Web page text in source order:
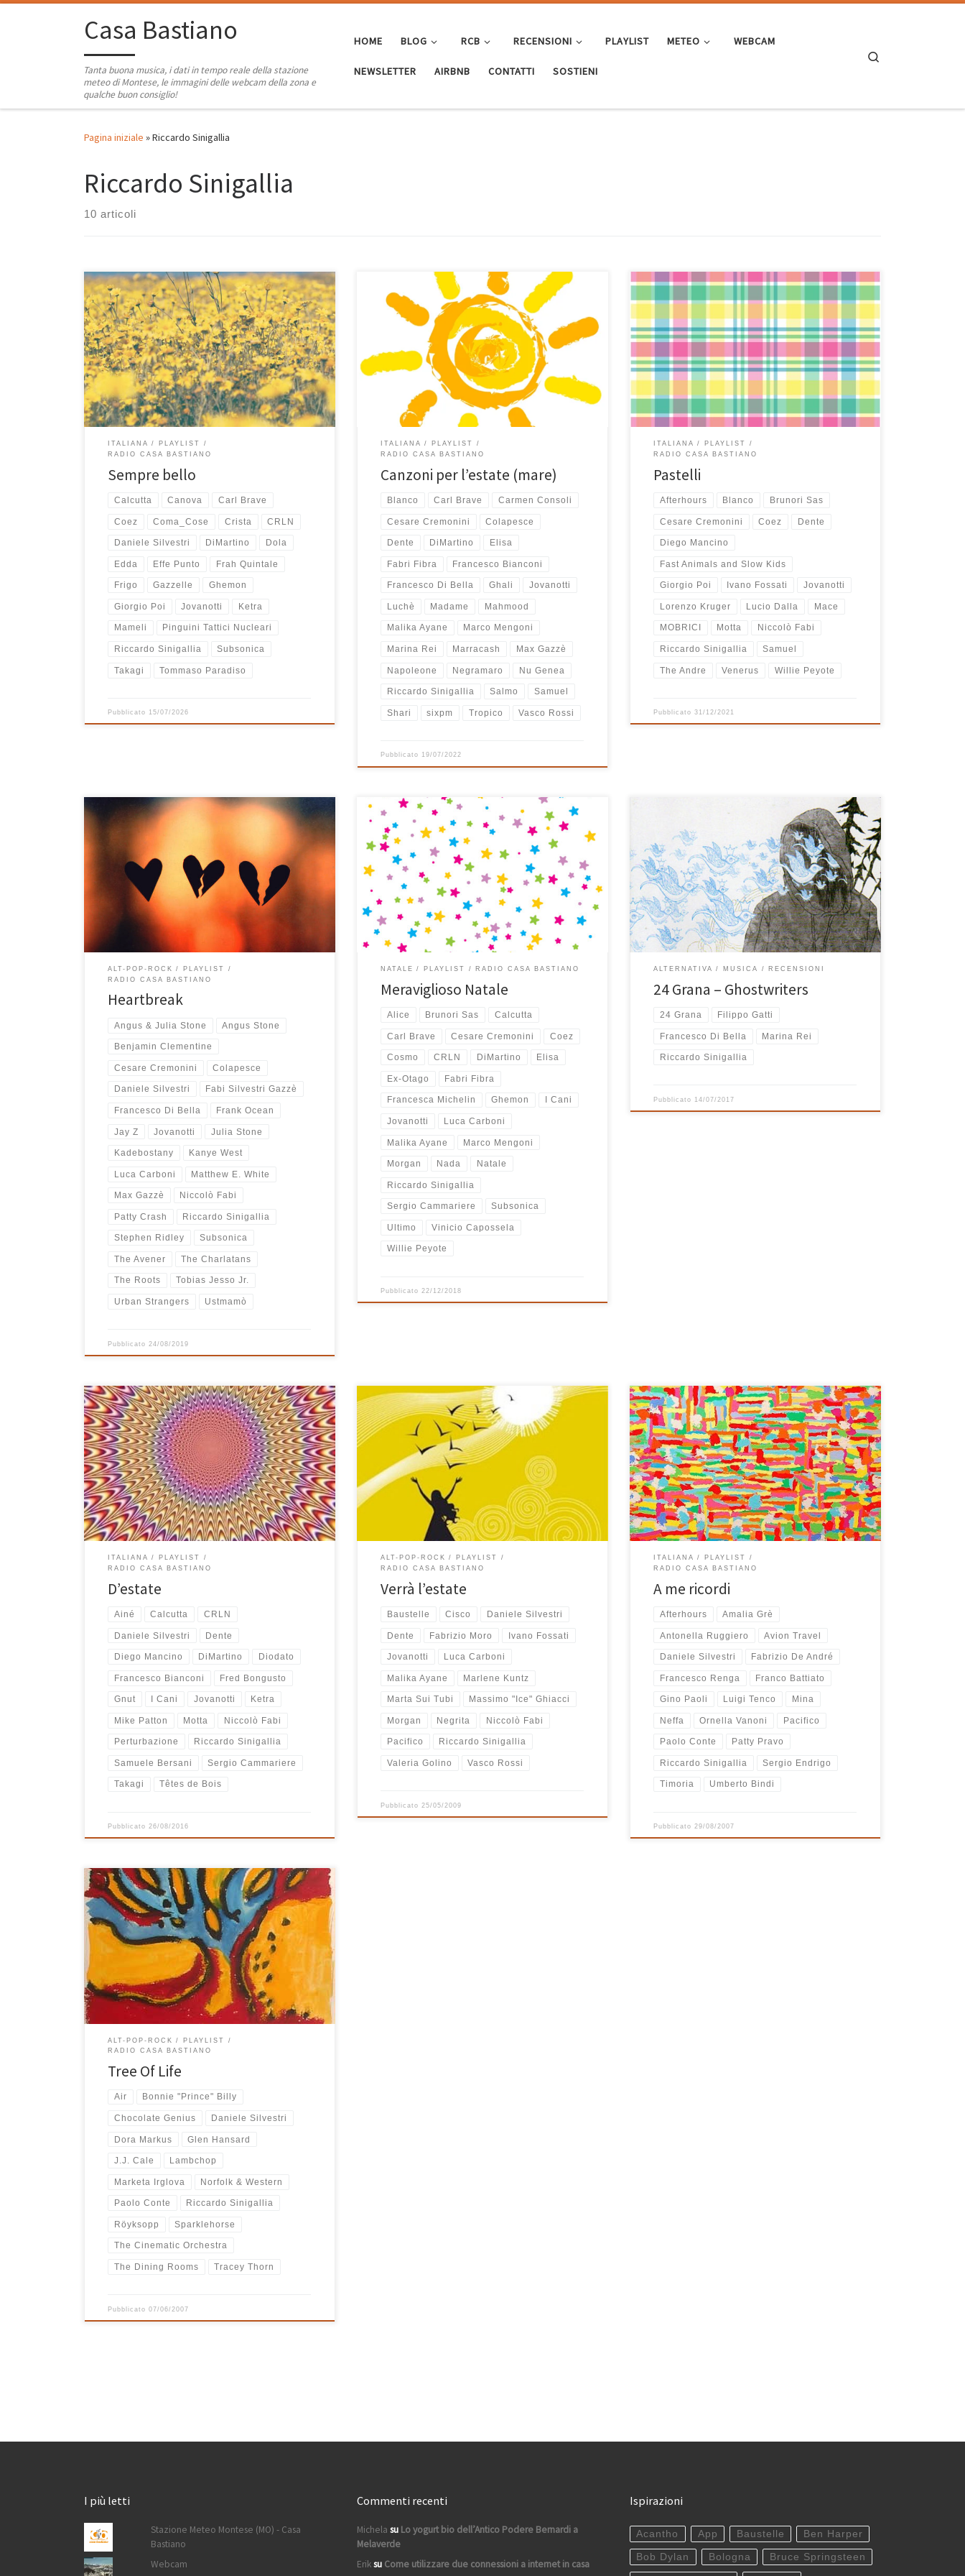
Passa al contenutoCasa Bastiano
Tanta buona musica, i dati in tempo reale della stazione
meteo di Montese, le immagini delle webcam della zona e
qualche buon consiglio!
HOME BLOG RCB RECENSIONI PLAYLIST METEO WEBCAM
NEWSLETTER AIRBNB CONTATTI SOSTIENI
Pagina iniziale »Riccardo Sinigallia
Riccardo Sinigallia
10 articoli
Playlist anno 2019, mai pubblicata prima, non ricordo il
perchè, forse solo una banale dimenticanza, non lo
so, ma non merita certo di essere dimenticata e
passare inosservata. Ancora oggi si ascolta benissimo,
anzi, riascoltandola mi sono stupito di me stesso,
alcuni passaggi tra una canzone e l’altra sono proprio
[…]
ITALIANA
PLAYLIST
RADIO CASA BASTIANO
Sempre bello
Calcutta Canova Carl Brave
Coez Coma_Cose Crista CRLN
Daniele Silvestri DiMartino Dola
Edda Effe Punto Frah Quintale
Frigo Gazzelle Ghemon
Giorgio Poi Jovanotti Ketra
Mameli Pinguini Tattici Nucleari
Riccardo Sinigallia Subsonica
Takagi Tommaso Paradiso
Pubblicato 15/07/2026
Canzoni per l’estate a gogò! Dopo i cantautori (relax)
ecco le hits che mi fanno venire in mente il mare, il
sole, la vacanza, la piacevolezza di ascoltare musica
leggera da classifica su un lettino in piscina o sdraiato
sulla sabbia di una bella spiaggia. Si parte da Napoli
ITALIANA
PLAYLIST
RADIO CASA BASTIANO
Canzoni per l’estate (mare)
Blanco Carl Brave Carmen Consoli
Cesare Cremonini Colapesce
Dente DiMartino Elisa
Fabri Fibra Francesco Bianconi
Francesco Di Bella Ghali Jovanotti
Luchè Madame Mahmood
Malika Ayane Marco Mengoni
Marina Rei Marracash Max Gazzè
Napoleone Negramaro Nu Genea
Riccardo Sinigallia Salmo Samuel
Shari sixpm Tropico Vasco Rossi
Pubblicato 19/07/2022
Questa playlist l’ho chiamata Pastelli perché è
piuttosto colorata, ci sono dentro solo canzoni di
musica italiana, belle (tutte) allegre (alcune) tristi
(molte) vecchie (solo 2, ma molto belle!) emozionanti
(basta ascoltare la prima). Peccato solo che la prima
canzone con cui […]
ITALIANA
PLAYLIST
RADIO CASA BASTIANO
Pastelli
Afterhours Blanco Brunori Sas
Cesare Cremonini Coez Dente
Diego Mancino
Fast Animals and Slow Kids
Giorgio Poi Ivano Fossati Jovanotti
Lorenzo Kruger Lucio Dalla Mace
MOBRICI Motta Niccolò Fabi
Riccardo Sinigallia Samuel
The Andre Venerus Willie Peyote
Pubblicato31/12/2021
Playlist del 2015, un mix particolare tra belle canzoni
italiane poco note a cui sono affezionato come La
costanza di Francesco di Bella, Canto Del Vuoto degli
Ustmamò, Pezzo D’amore di Riccardo Sinigallia e
Reale di Colapesce, brani che mi hanno subito colpito
al cuore come A Heartbreak di Angus […]
ALT-POP-ROCK
PLAYLIST
RADIO CASA BASTIANO
Heartbreak
Angus & Julia Stone Angus Stone
Benjamin Clementine
Cesare Cremonini Colapesce
Daniele Silvestri Fabi Silvestri Gazzè
Francesco Di Bella Frank Ocean
Jay Z Jovanotti Julia Stone
Kadebostany Kanye West
Luca Carboni Matthew E. White
Max Gazzè Niccolò Fabi
Patty Crash Riccardo Sinigallia
Stephen Ridley Subsonica
The Avener The Charlatans
The Roots Tobias Jesso Jr.
Urban Strangers Ustmamò
Pubblicato 24/08/2019
In tanti anni di playlist natalizie questa è la prima volta
che ne compongo una tutta di musica italiana. E’ nata
così, un po’ per caso, partendo da un brano al
pianoforte di Sergio Cammariere dal titolo Natale in
campagna ed è proseguita senza questa precisa idea
in mente fino […]
NATALE PLAYLIST RADIO CASA BASTIANO
Meraviglioso Natale
Alice Brunori Sas Calcutta
Carl Brave Cesare Cremonini Coez
Cosmo CRLN DiMartino Elisa
Ex-Otago Fabri Fibra
Francesca Michelin Ghemon I Cani
Jovanotti Luca Carboni
Malika Ayane Marco Mengoni
Morgan Nada Natale
Riccardo Sinigallia
Sergio Cammariere Subsonica
Ultimo Vinicio Capossela
Willie Peyote
Pubblicato22/12/2018
La verità? Ghostwriters è un disco meraviglioso. Punto.
Recensione finita. Adesso andate ad ascoltarlo.
Davvero, non sto scherzando, mi è proprio entrato
dentro e non se ne va più. Lo ascolto, lo riascolto e poi
lo ascolto ancora. Dopo i primi 4 minuti di Luntano mi
ha già steso e conquistato. Sono costretto […]
ALTERNATIVA MUSICA RECENSIONI
24 Grana – Ghostwriters
24 Grana Filippo Gatti
Francesco Di Bella Marina Rei
Riccardo Sinigallia
Pubblicato 14/07/2017
“L’estate, terribile, è arrivata questo cosa cambia in
quello che hai promesso e adesso che il cielo è una
fornace così come il tuo nome che vuoi sulla mia
bocca” canta Diego Mancino nell’adorevole Succede
D’Estate, canzone sulla quale è costruita questa nuova
playlist tutta italiana che pubblico solo ora, ma che in
[…]
ITALIANA
PLAYLIST
RADIO CASA BASTIANO
D’estate
Ainé Calcutta CRLN
Daniele Silvestri Dente
Diego Mancino DiMartino Diodato
Francesco Bianconi Fred Bongusto
Gnut I Cani Jovanotti Ketra
Mike Patton Motta Niccolò Fabi
Perturbazione Riccardo Sinigallia
Samuele Bersani Sergio Cammariere
Takagi Têtes de Bois
Pubblicato26/08/2016
Ogni tanto mi viene un’irrefrenabile e pazzesca voglia
di ascoltare musica italiana. Questo caldo week-end di
inizio estate è stato proprio uno di questi momenti e
la playlist che ho composto tra sabato e domenica,
piena di nomi noti (e meno) del panorama musicale
italiano, ne è la chiara rappresentazione. […]
ALT-POP-ROCK
PLAYLIST
RADIO CASA BASTIANO
Verrà l’estate
Baustelle Cisco Daniele Silvestri
Dente Fabrizio Moro Ivano Fossati
Jovanotti Luca Carboni
Malika Ayane Marlene Kuntz
Marta Sui Tubi Massimo "Ice" Ghiacci
Morgan Negrita Niccolò Fabi
Pacifico Riccardo Sinigallia
Valeria Golino Vasco Rossi
Pubblicato 25/05/2009
Con l’estate ormai agli sgoccioli pubblico questa
playlist che è piaciuta veramente a tutti… sarà per
quel giusto mix di brani vecchi e nuovi e per alcune
canzoni davvero belle.. tra tutte Passione di Neffa (già
colonna sonora di Saturno Contro di Ozpetek), Aria di
Neve di Sergio Endrigo (d’accordo, […]
ITALIANA
PLAYLIST
RADIO CASA BASTIANO
A me ricordi
Afterhours Amalia Grè
Antonella Ruggiero Avion Travel
Daniele Silvestri Fabrizio De André
Francesco Renga Franco Battiato
Gino Paoli Luigi Tenco Mina
Neffa Ornella Vanoni Pacifico
Paolo Conte Patty Pravo
Riccardo Sinigallia Sergio Endrigo
Timoria Umberto Bindi
Pubblicato29/08/2007
Playlist molto da ascolto, soprattutto all’inizio… da
gustare in grande relax, magari leggendo un bel libro.
Verso la metà qualche brano un po’ più movimentato
ma piacevole rompe per un attimo la tranquilla
scaletta… il finale è affidato a una strepitosa versione
di Wish You Were Here scoperta tra i […]
ALT-POP-ROCK
PLAYLIST
RADIO CASA BASTIANO
Tree Of Life
Air Bonnie "Prince" Billy
Chocolate Genius Daniele Silvestri
Dora Markus Glen Hansard
J.J. Cale Lambchop
Marketa Irglova Norfolk & Western
Paolo Conte Riccardo Sinigallia
Röyksopp Sparklehorse
The Cinematic Orchestra
The Dining Rooms Tracey Thorn
Pubblicato07/06/2007
I più letti
Stazione Meteo Montese (MO) - Casa
Bastiano
Webcam
Commenti recenti
Michela su Lo yogurt bio dell’Antico Podere Bernardi a
Melaverde
Eriksu Come utilizzare due connessioni a internet in casa
Ispirazioni
Acantho App Baustelle Ben Harper
Bob Dylan Bologna Bruce Springsteen